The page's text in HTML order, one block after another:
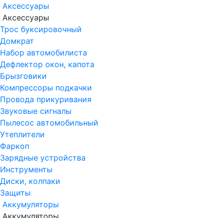
Аксессуары
Аксессуары
Трос буксировочный
Домкрат
Набор автомобилиста
Дефлектор окон, капота
Брызговики
Компрессоры подкачки
Провода прикуривания
Звуковые сигналы
Пылесос автомобильный
Утеплители
Фаркоп
Зарядные устройства
Инструменты
Диски, колпаки
Защиты
Аккумуляторы
Аккумуляторы